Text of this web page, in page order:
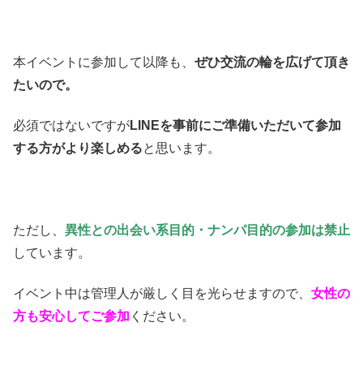
本イベントに参加して以降も、 ぜひ交流の輪を広げて頂き
たいので。
必須ではないですがLINEを事前にご準備いただいて参加
する方がより楽しめると思います。
ただし、 異性との出会い系目的・ナンパ目的の参加は禁止
しています。
イベント中は管理人が厳しく目を光らせますので、 女性の
方も安心してご参加 ください。